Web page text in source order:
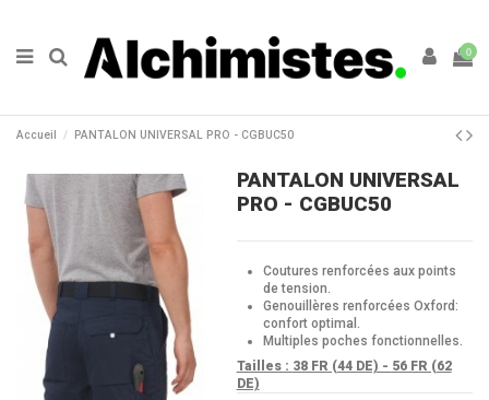
0
Accueil PANTALON UNIVERSAL PRO - CGBUC50
PANTALON UNIVERSAL
PRO - CGBUC50
Coutures renforcées aux points
de tension.
Genouillères renforcées Oxford:
confort optimal.
Multiples poches fonctionnelles.
Tailles : 38 FR (44 DE) - 56 FR (62
DE)